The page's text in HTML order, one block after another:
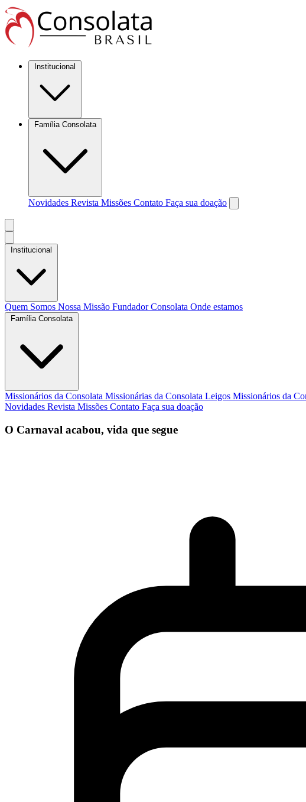
Institucional
Família Consolata
Novidades Revista Missões Contato Faça sua doação
Institucional
Quem Somos Nossa Missão FundadorConsolata Onde estamos
Família Consolata
Missionários da Consolata Missionárias da Consolata Leigos Missionários da
Novidades Revista Missões Contato Faça sua doação
O Carnaval acabou, vida que segue